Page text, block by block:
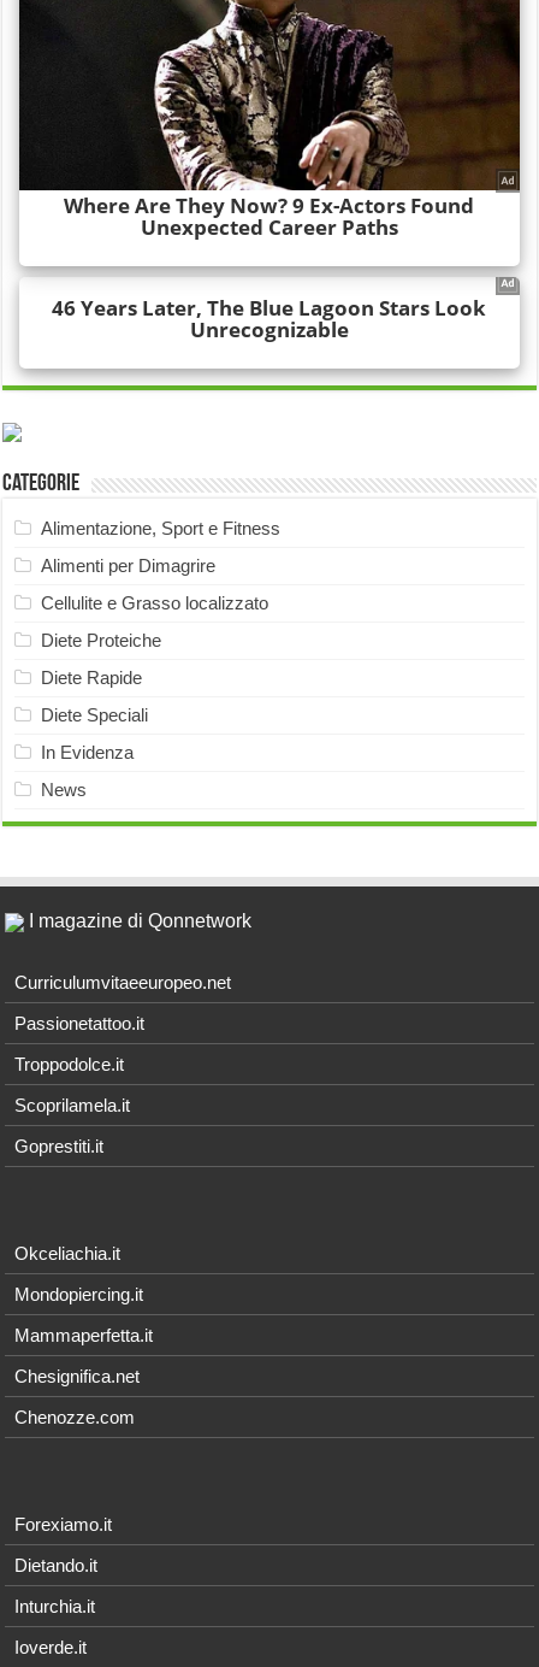
Categorie
Alimentazione, Sport e Fitness
Alimenti per Dimagrire
Cellulite e Grasso localizzato
Diete Proteiche
Diete Rapide
Diete Speciali
In Evidenza
News
I magazine di Qonnetwork
Curriculumvitaeeuropeo.net
Passionetattoo.it
Troppodolce.it
Scoprilamela.it
Goprestiti.it
Okceliachia.it
Mondopiercing.it
Mammaperfetta.it
Chesignifica.net
Chenozze.com
Forexiamo.it
Dietando.it
Inturchia.it
Ioverde.it